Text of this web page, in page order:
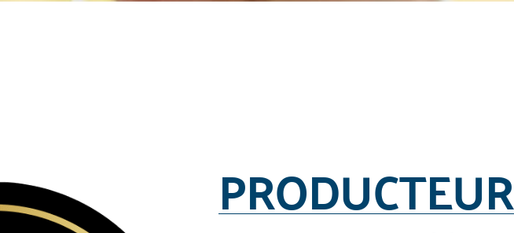
PRODUCTEUR